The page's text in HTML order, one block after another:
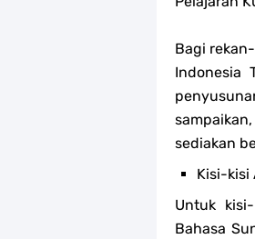
Bagi
Indonesia
sediakan
Kisi-kisi
Untuk
Bahasa